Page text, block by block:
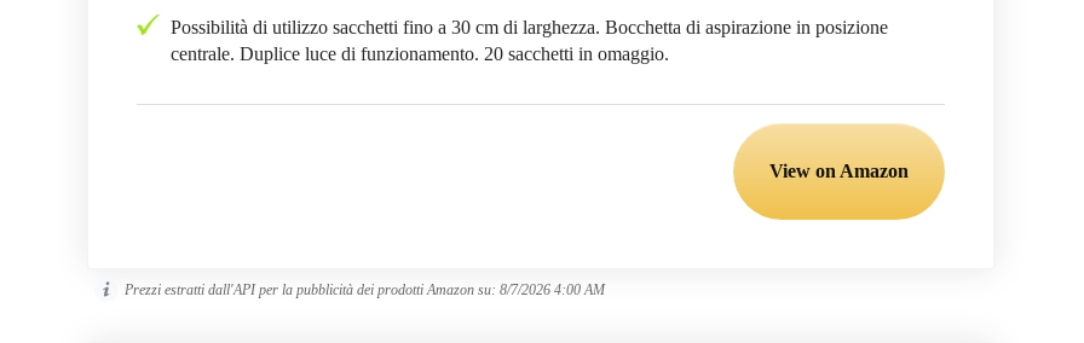
Possibilità di utilizzo sacchetti fino a 30 cm di larghezza. Bocchetta di aspirazione in posizione
centrale. Duplice luce di funzionamento. 20 sacchetti in omaggio.
View on Amazon
Prezzi estratti dall'API per la pubblicità dei prodotti Amazon su: 8/7/2026 4:00 AM